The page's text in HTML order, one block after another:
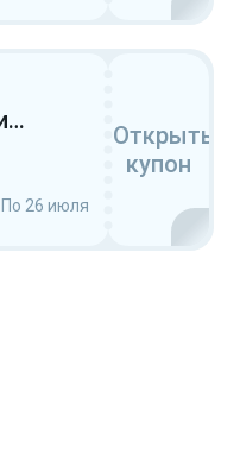
По 26 июля
Открыть
купон